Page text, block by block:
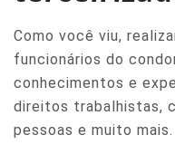
Como você viu,
funcionários do
conhecimentos e
direitos trabalhistas,
pessoas e muito mais.